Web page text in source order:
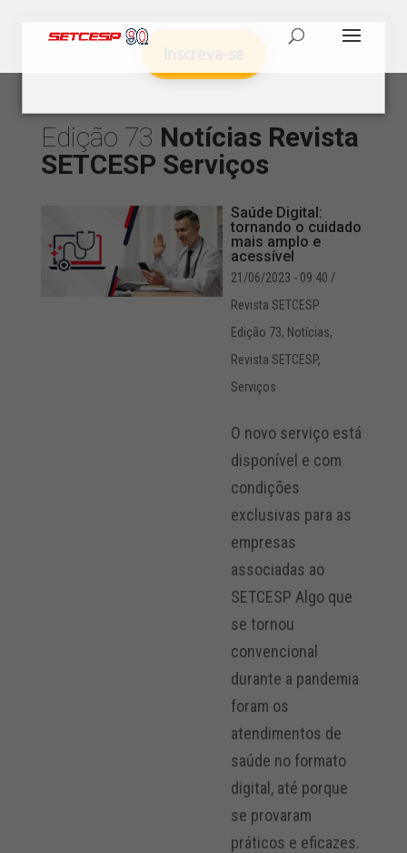
Edição 73 Notícias Revista
SETCESP Serviços
Saúde Digital:
tornando o cuidado
mais amplo e
acessível
21/06/2023 - 09:40 /
Revista SETCESP
Edição 73, Notícias,
Revista SETCESP,
Serviços
O novo serviço está
disponível e com
condições
exclusivas para as
empresas
associadas ao
SETCESP Algo que
se tornou
convencional
durante a pandemia
foram os
atendimentos de
saúde no formato
digital, até porque
se provaram
práticos e eficazes.